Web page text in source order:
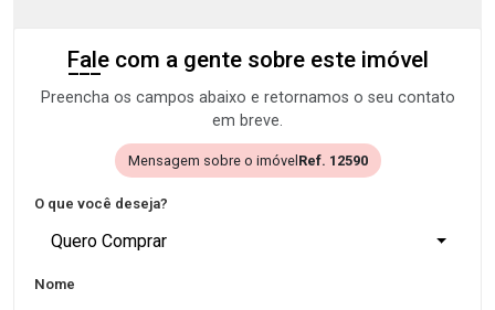
Fale com a gente sobre este imóvel
Preencha os campos abaixo e retornamos o seu contato
em breve.
Mensagem sobre o imóvel Ref. 12590
O que você deseja?
Quero Comprar
Nome